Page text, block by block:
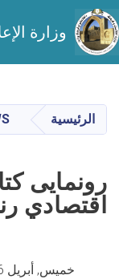
وزارة
الرئيسية
رونمایی
اقتصادي
خميس, أبريل 16 2026 11:44 صباحا